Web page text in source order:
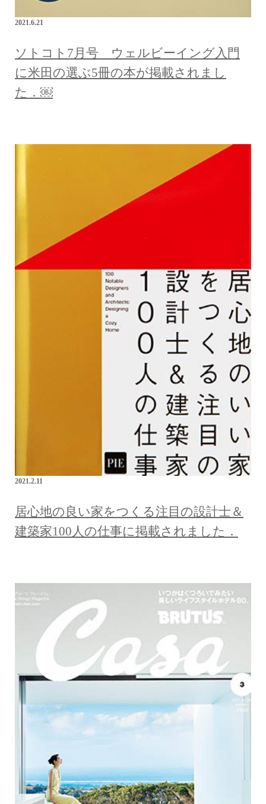
2021.6.21
ソトコト7月号 ウェルビーイング入門
に米田の選ぶ5冊の本が掲載されまし
た．￼
2021.2.11
居心地の良い家をつくる注目の設計士＆
建築家100人の仕事に掲載されました．